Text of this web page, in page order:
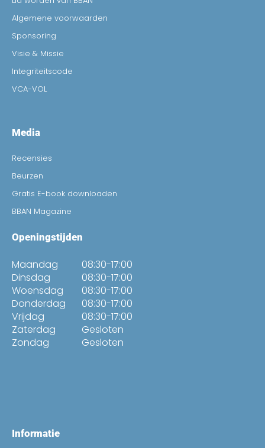
Algemene voorwaarden
Sponsoring
Visie & Missie
Integriteitscode
VCA-VOL
Media
Recensies
Beurzen
Gratis E-book downloaden
BBAN Magazine
Openingstijden
Maandag
Dinsdag
Woensdag
Donderdag
Vrijdag
Zaterdag
Zondag
08:30-17:00
08:30-17:00
08:30-17:00
08:30-17:00
08:30-17:00
Gesloten
Gesloten
Informatie